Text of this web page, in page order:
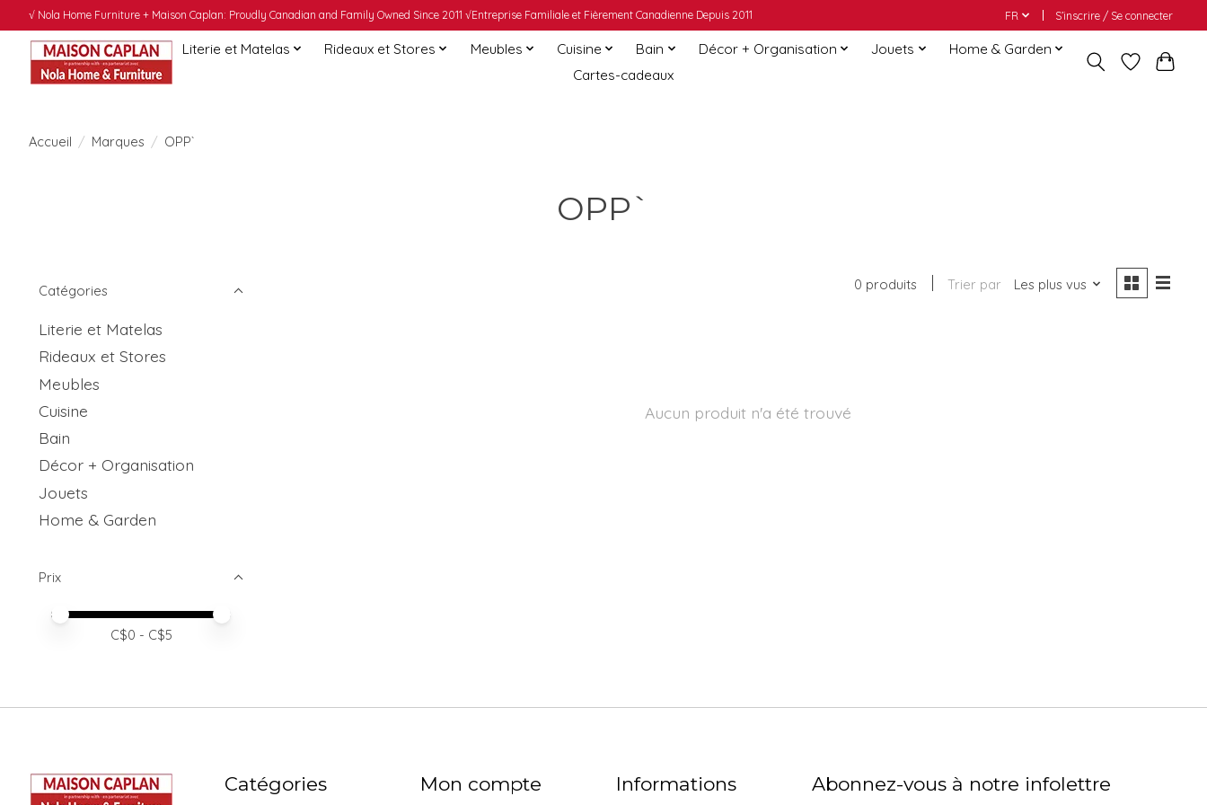
√ Nola Home Furniture + Maison Caplan: Proudly Canadian and Family Owned Since 2011 √Entreprise Familiale et Fièrement Canadienne Depuis 2011 FR S’inscrire / Se connecter
Literie et Matelas Rideaux et Stores Meubles Cuisine Bain Décor + Organisation Jouets
Home & Garden
Cartes-cadeaux
Accueil / Marques / OPP`
OPP`
Catégories
Literie et Matelas
Rideaux et Stores
Meubles
Cuisine
Bain
Décor + Organisation
Jouets
Home & Garden
Prix
Prix minimum
Price maximum value
C$0 - C$5
0 produits Trier par Les plus vus
Aucun produit n'a été trouvé
Catégories Mon compte Informations Abonnez-vous à notre infolettre